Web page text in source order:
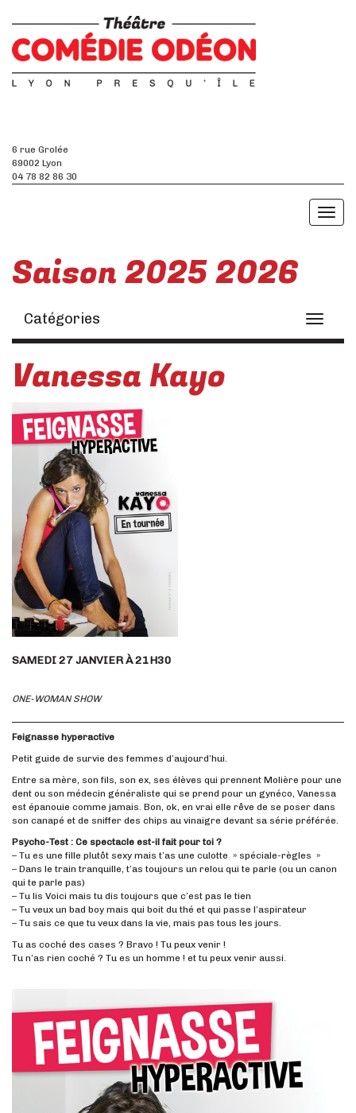
6 rue Grolée
69002 Lyon
04 78 82 86 30
Toggle
Saison 2025 2026
Toggle
Catégories
Vanessa Kayo
SAMEDI 27 JANVIER À 21H30
ONE-WOMAN SHOW
Feignasse hyperactive
Petit guide de survie des femmes d’aujourd’hui.
Entre sa mère, son fils, son ex, ses élèves qui prennent Molière pour une
dent ou son médecin généraliste qui se prend pour un gynéco, Vanessa
est épanouie comme jamais. Bon, ok, en vrai elle rêve de se poser dans
son canapé et de sniffer des chips au vinaigre devant sa série préférée.
Psycho-Test : Ce spectacle est-il fait pour toi ?
– Tu es une fille plutôt sexy mais t’as une culotte » spéciale-règles »
– Dans le train tranquille, t’as toujours un relou qui te parle (ou un canon
qui te parle pas)
– Tu lis Voici mais tu dis toujours que c’est pas le tien
– Tu veux un bad boy mais qui boit du thé et qui passe l’aspirateur
– Tu sais ce que tu veux dans la vie, mais pas tous les jours.
Tu as coché des cases ? Bravo ! Tu peux venir !
Tu n’as rien coché ? Tu es un homme ! et tu peux venir aussi.